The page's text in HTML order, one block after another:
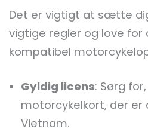
Det er vigtigt at sætte
vigtige regler og love for
kompatibel
Gyldig licens: Sørg
motorcykelkort, der er
Vietnam.